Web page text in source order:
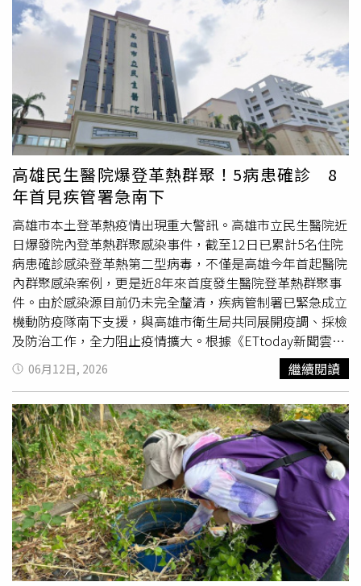
警覺，落實詢問TOCC(旅遊史、職業史、接觸史、群聚
史)，適時使用登革熱NS1快篩試劑輔助診斷並及早通報，
以利衛生單位採取防治工作。疾管署指出，近期國內氣溫炎
熱，各地午後偶有降雨，氣候有利於病媒蚊孳生，由於孳生
源與生活息息相關，籲請民眾落實「巡、倒、清、刷」，將
環境中可能積水之容器（如：盆栽底盤、廢棄輪胎、塑膠袋
等）隨手清除，大型容器可聯繫清潔隊協助處理，保留器物
與儲水設備則需定期刷洗容器壁以去除蟲卵並倒置收納，並
於降雨過後再次巡檢，以降低環境病媒蚊密度，從根本阻斷
病媒蚊繁殖，共同守護社區健康。疾管署也呼籲各級學校暑
假期間持續留意校園環境，如發現積水容器應清掃並移除，
特別提醒長時間未使用廁所之馬桶、水箱等容器容易孳生孑
孓，務必定期巡檢，避免校園病媒蚊孳生。
截至6月15日，累計75例登革熱確定病例，其中7例為本土
病例，居住地均為高雄市；另68例境外移入，均自東南亞及
南亞國家移入，以印尼（21例）為多，其次為馬爾地夫
（14例）及越南（9例），今年累計病例數與去年同期（79
例）相當 ，低於2024年同期（274例）。國際疫情部分，
全球登革熱疫情持續，今年截至4月全球累計報告102萬餘
例病例，主要分布於美洲，以巴西、玻利維亞及哥倫比亞等
國病例數為多；亞洲鄰近國家越南、馬來西亞及斯里蘭卡等
國近期疫情上升，且越南、斯里蘭卡、寮國、柬埔寨、馬爾
地夫及東帝汶等國今年病例數高於去年同期。疾管署說明，
由於登革熱病媒蚊吸血後需要找尋水源產卵，幼蟲（
和蛹皆在水中活動，請民眾應主動進行室內及戶外環境巡
檢，落實「巡、倒、清、刷」，清除不必要的器物，仍需使
用之容器應定期刷洗並於使用後倒置；降雨過後請務必再次
巡視住家週遭環境及家戶內是否有積水處，將積水倒掉，沒
有孳生源就沒有病媒蚊，以降低登革熱等蚊媒傳播疾病感染
風險。疾管署提醒，鄰近之東南亞／南亞登革熱疫情持續，
民眾返國入境時如有登革熱疑似症狀，請主動告知機場檢疫
人員；從事戶外活動時建議穿著淺色長袖衣褲，並使用政府
機關核可含敵避（DEET）、派卡瑞丁（Picaridin）或伊默
克（IR-3535）等有效成分之防蚊藥劑。如出現發燒、頭
痛、後眼窩痛、肌肉關節痛等登革熱疑似症狀，請儘速就醫
並告知醫師旅遊活動史。
高雄民生醫院爆登革熱群聚！5病患確診 8
年首見疾管署急南下
高雄市本土登革熱疫情出現重大警訊。高雄市立民生醫院近
日爆發院內登革熱群聚感染事件，截至12日已累計5名住院
病患確診感染登革熱第二型病毒，不僅是高雄今年首起醫院
內群聚感染案例，更是近8年來首度發生醫院登革熱群聚事
件。由於感染源目前仍未完全釐清，疾病管制署已緊急成立
機動防疫隊南下支援，與高雄市衛生局共同展開疫調、採檢
及防治工作，全力阻止疫情擴大。根據《ETtoday新聞雲》
報導，高雄市衛生局及疾管署調查發現這起群聚案的指標個
案為一名居住高雄市三民區、具有慢性病史的70多歲女性。
患者因身體不適，自5月29日至6月10日期間入住民生醫院
治療，出院隔天再度因發燒、頭暈、噁心等症狀返回急診就
醫並住院，經抽血檢驗後確診感染登革熱第二型病毒。由於
患者近期活動範圍大多侷限於醫院內，且同住家人並未出現
疑似症狀，衛生單位研判感染地點極可能與院內環境有關，
隨即展開大規模疫調。為釐清疫情規模，衛生局於11日晚間
緊急針對民生醫院6樓病房進行擴大採檢，並將疫調時間往
前追溯至5月27日。截至12日上午11時止，共完成131人採
檢作業。結果發現，除指標個案外，6樓病房相鄰病室又檢
出4名登革熱陽性個案，分布於3間病室內，使累計確診人數
06月12日, 2026 繼續閱讀